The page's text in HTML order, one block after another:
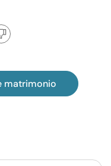
matrimonio